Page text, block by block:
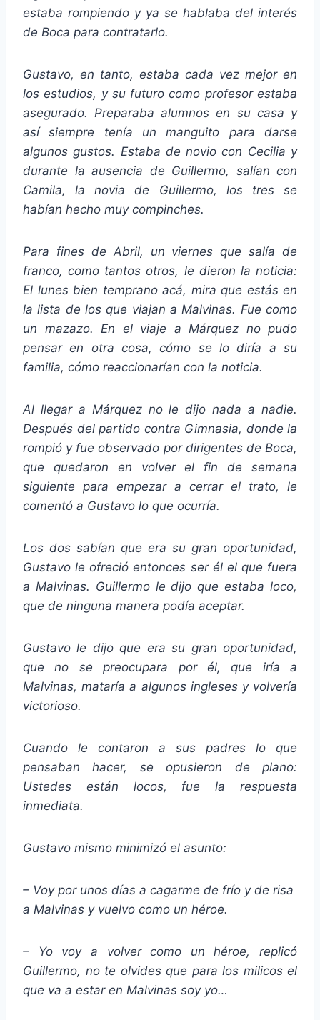
estaba rompiendo y ya se hablaba del interés
de Boca para contratarlo.
Gustavo, en tanto, estaba cada vez mejor en
los estudios, y su futuro como profesor estaba
asegurado. Preparaba alumnos en su casa y
así siempre tenía un manguito para darse
algunos gustos. Estaba de novio con Cecilia y
durante la ausencia de Guillermo, salían con
Camila, la novia de Guillermo, los tres se
habían hecho muy compinches.
Para fines de Abril, un viernes que salía de
franco, como tantos otros, le dieron la noticia:
El lunes bien temprano acá, mira que estás en
la lista de los que viajan a Malvinas. Fue como
un mazazo. En el viaje a Márquez no pudo
pensar en otra cosa, cómo se lo diría a su
familia, cómo reaccionarían con la noticia.
Al llegar a Márquez no le dijo nada a nadie.
Después del partido contra Gimnasia, donde la
rompió y fue observado por dirigentes de Boca,
que quedaron en volver el fin de semana
siguiente para empezar a cerrar el trato, le
comentó a Gustavo lo que ocurría.
Los dos sabían que era su gran oportunidad,
Gustavo le ofreció entonces ser él el que fuera
a Malvinas. Guillermo le dijo que estaba loco,
que de ninguna manera podía aceptar.
Gustavo le dijo que era su gran oportunidad,
que no se preocupara por él, que iría a
Malvinas, mataría a algunos ingleses y volvería
victorioso.
Cuando le contaron a sus padres lo que
pensaban hacer, se opusieron de plano:
Ustedes están locos, fue la respuesta
inmediata.
Gustavo mismo minimizó el asunto:
– Voy por unos días a cagarme de frío y de risa
a Malvinas y vuelvo como un héroe.
– Yo voy a volver como un héroe, replicó
Guillermo, no te olvides que para los milicos el
que va a estar en Malvinas soy yo…